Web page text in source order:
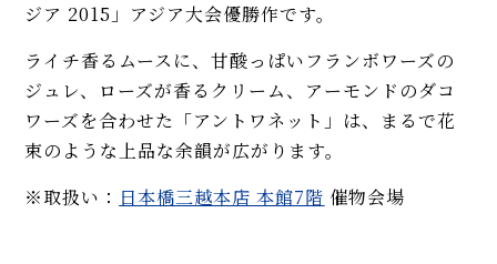
ジア 2015」アジア大会優勝作です。
ライチ香るムースに、甘酸っぱいフランボワーズの
ジュレ、ローズが香るクリーム、アーモンドのダコ
ワーズを合わせた「アントワネット」は、まるで花
束のような上品な余韻が広がります。
※取扱い： 日本橋三越本店 本館7階 催物会場